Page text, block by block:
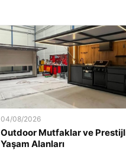
04/08/2026
Outdoor Mutfaklar ve
Yaşam Alanları